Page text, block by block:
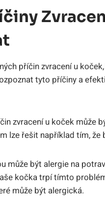
příčin zvracení u
tyto příčiny a
zvracení u koček může
lze řešit například tím,
může být alergie na
kočka trpí tímto
může být alergická.